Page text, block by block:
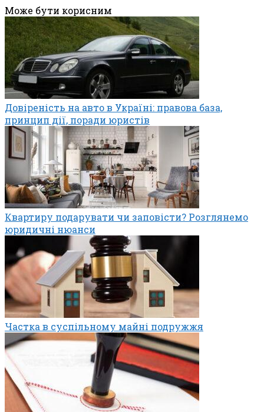
Може бути корисним
Довіреність на авто в Україні: правова база,
принцип дії, поради юристів
Квартиру подарувати чи заповісти? Розглянемо
юридичні нюанси
Частка в суспільному майні подружжя